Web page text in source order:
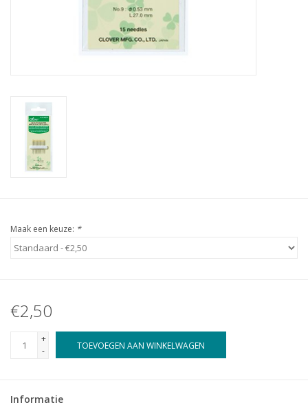
Maak een keuze: *
€2,50
+
-
TOEVOEGEN AAN WINKELWAGEN
Informatie